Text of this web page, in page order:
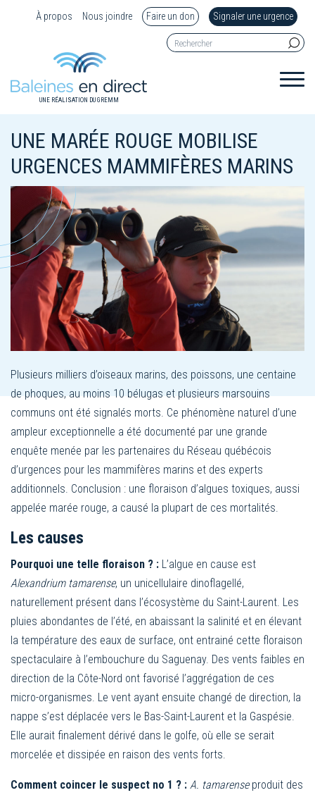
À propos Nous joindre Faire un don Signaler une urgence
UNE RÉALISATION DU GREMM
UNE MARÉE ROUGE MOBILISE
URGENCES MAMMIFÈRES MARINS
Plusieurs milliers d’oiseaux marins, des poissons, une centaine
de phoques, au moins 10 bélugas et plusieurs marsouins
communs ont été signalés morts. Ce phénomène naturel d’une
ampleur exceptionnelle a été documenté par une grande
enquête menée par les partenaires du Réseau québécois
d’urgences pour les mammifères marins et des experts
additionnels. Conclusion : une floraison d’algues toxiques, aussi
appelée marée rouge, a causé la plupart de ces mortalités.
Les causes
Pourquoi une telle floraison ? : L’algue en cause est
Alexandrium tamarense, un unicellulaire dinoflagellé,
naturellement présent dans l’écosystème du Saint-Laurent. Les
pluies abondantes de l’été, en abaissant la salinité et en élevant
la température des eaux de surface, ont entrainé cette floraison
spectaculaire à l’embouchure du Saguenay. Des vents faibles en
direction de la Côte-Nord ont favorisé l’aggrégation de ces
micro-organismes. Le vent ayant ensuite changé de direction, la
nappe s’est déplacée vers le Bas-Saint-Laurent et la Gaspésie.
Elle aurait finalement dérivé dans le golfe, où elle se serait
morcelée et dissipée en raison des vents forts.
Comment coincer le suspect no 1 ? : A. tamarenseproduit des